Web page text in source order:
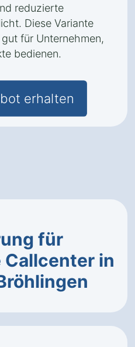
reduzierte
Diese Variante
für Unternehmen,
bedienen.
erhalten
für
in